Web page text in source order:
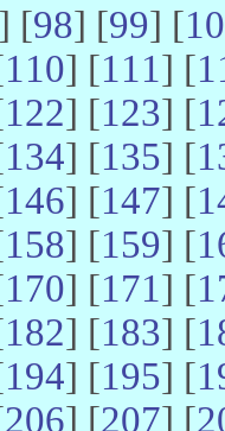
] [98] [99] [
110] [111] [
122] [123] [
134] [135] [
146] [147] [
158] [159] [
170] [171] [
182] [183] [
194] [195] [
206] [207] [